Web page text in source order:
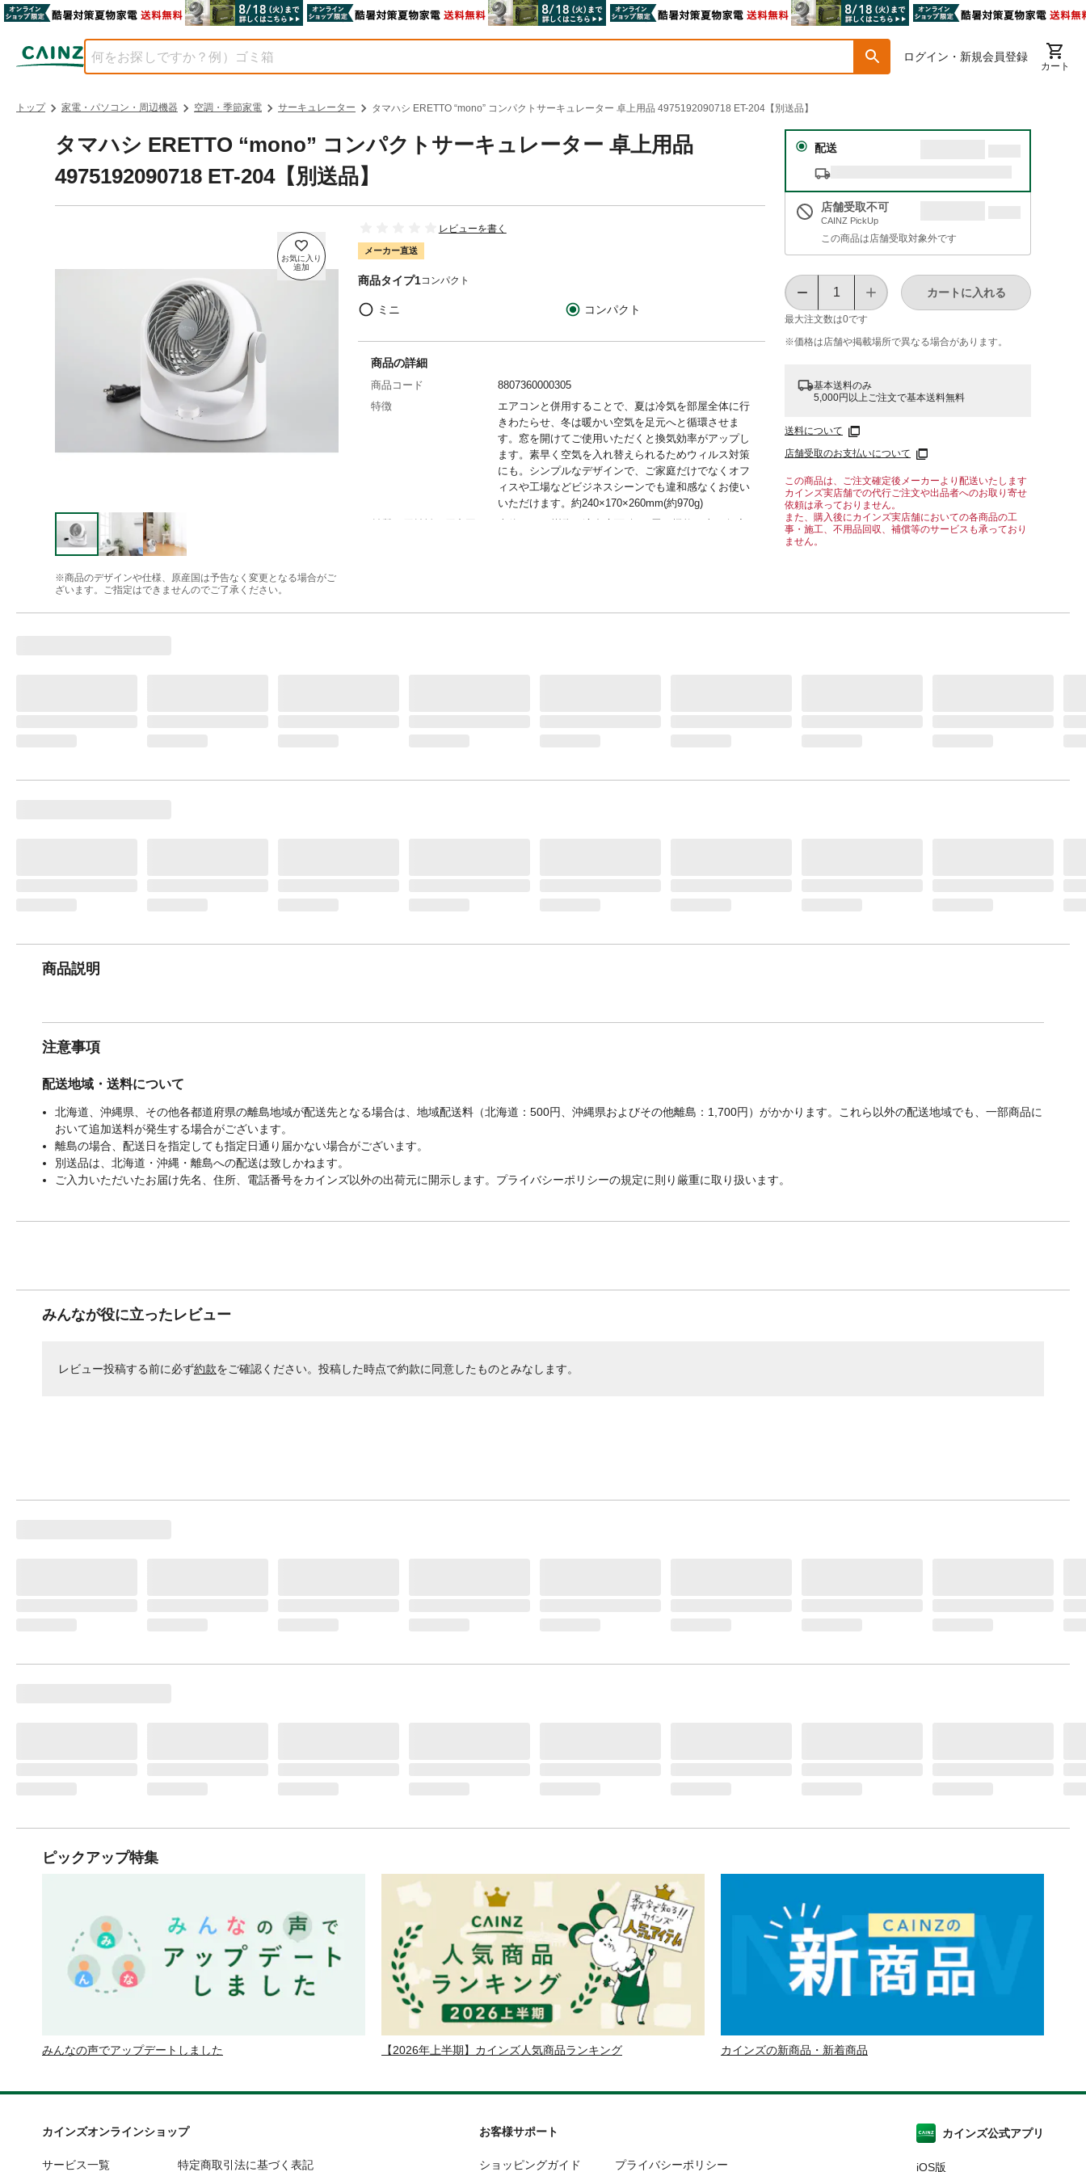
ログイン・新規会員登録
カート
トップ 家電・パソコン・周辺機器 空調・季節家電 サーキュレーター タマハシ ERETTO “mono” コンパクトサーキュレーター 卓上用品 4975192090718 ET-204【別送品】
タマハシ ERETTO “mono” コンパクトサーキュレーター 卓上用品
4975192090718 ET-204【別送品】
※商品のデザインや仕様、原産国は予告なく変更となる場合がご
ざいます。ご指定はできませんのでご了承ください。
レビューを書く
メーカー直送
商品タイプ1コンパクト
ミニ コンパクト
配送
店舗受取不可
CAINZ PickUp
この商品は店舗受取対象外です
最大注文数は0です
カートに入れる
※価格は​店舗や​掲載場所で​異なる​場合が​あります。
基本送料のみ
5,000円以上ご注文で基本送料無料
送料について
店舗受取のお支払いについて
この商品は、ご注文確定後メーカーより配送いたします
カインズ実店舗での代行ご注文や出品者へのお取り寄せ
依頼は承っておりません。
また、購入後にカインズ実店舗においての各商品の工
事・施工、不用品回収、補償等のサービスも承っており
ません。
商品の詳細
商品コード
8807360000305
特徴
エアコンと併用することで、夏は冷気を部屋全体に行
きわたらせ、冬は暖かい空気を足元へと循環させま
す。窓を開けてご使用いただくと換気効率がアップし
ます。素早く空気を入れ替えられるためウィルス対策
にも。シンプルなデザインで、ご家庭だけでなくオフ
ィスや工場などビジネスシーンでも違和感なくお使い
いただけます。約240×170×260mm(約970g)
商品説明
注意事項
配送地域・送料について
北海道、沖縄県、その他各都道府県の離島地域が配送先となる場合は、地域配送料（北海道：500円、沖縄県およびその他離島：1,700円）がかかります。これら以外の配送地域でも、一部商品に
おいて追加送料が発生する場合がございます。
離島の場合、配送日を指定しても指定日通り届かない場合がございます。
別送品は、北海道・沖縄・離島への配送は致しかねます。
ご入力いただいたお届け先名、住所、電話番号をカインズ以外の出荷元に開示します。プライバシーポリシーの規定に則り厳重に取り扱います。
みんなが役に立ったレビュー
レビュー投稿する前に必ず約款をご確認ください。投稿した時点で約款に同意したものとみなします。
ピックアップ特集
みんなの声でアップデートしました 【2026年上半期】カインズ人気商品ランキング カインズの新商品・新着商品
カインズオンラインショップ
サービス一覧 特定商取引法に基づく表記
お客様サポート
ショッピングガイド プライバシーポリシー
カインズ公式アプリ
iOS版